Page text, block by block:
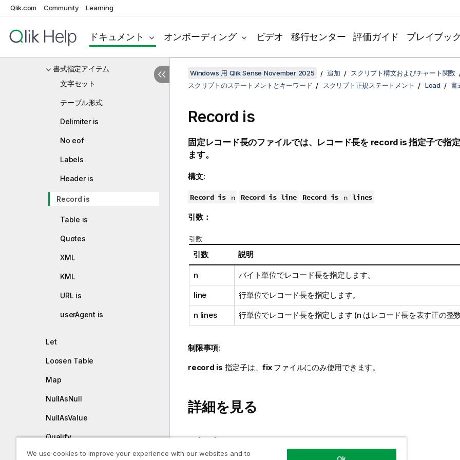
Qlik.com Community Learning
ドキュメント オンボーディング ビデオ 移行センター 評価ガイド プレイブッ
From
Load
書式指定アイテム
文字セット
テーブル形式
Delimiter is
No eof
Labels
Header is
Record is
Table is
Quotes
XML
KML
URL is
userAgent is
Let
Loosen Table
Map
NullAsNull
NullAsValue
Qualify
Rem
Windows 用 Qlik Sense November 2025 追加
スクリプト構文およびチャート関数
スクリプトのステートメントとキーワード
スクリプト正規ステートメント Load 書
Record is
固定レコード長のファイルでは、レコード長を record is 指定子で指
ます。
構文:
Record is n Record is line Record is n lines
引数：
引数
引数 説明
n バイト単位でレコード長を指定します。
line 行単位でレコード長を指定します。
n lines 行単位でレコード長を指定します (n はレコード長を表す正の整
制限事項:
record is 指定子は、fixファイルにのみ使用できます。
詳細を見る
Load
We use cookies to improve your experience with our websites and to